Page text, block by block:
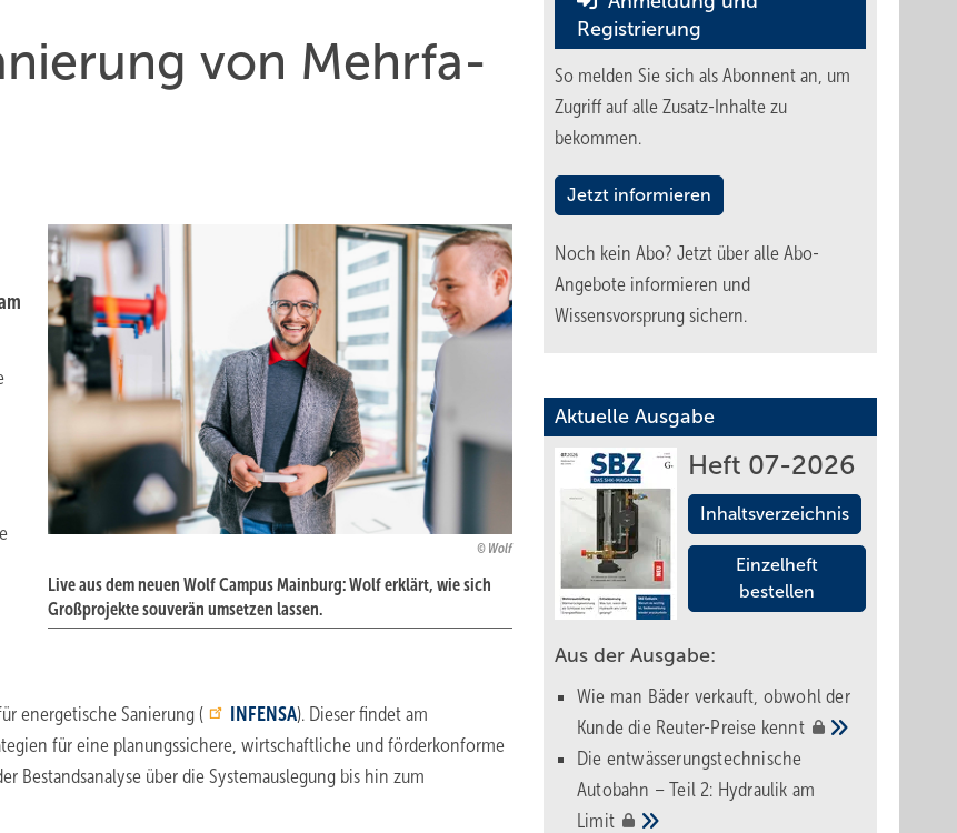
von Mehr­fa­
Wolf
Live aus dem neuen Wolf Campus Mainburg: Wolf erklärt, wie sich
Großprojekte souverän umsetzen lassen.
energetische Sanierung ( INFENSA). Dieser findet am
für eine planungssichere, wirtschaftliche und förderkonforme
Bestandsanalyse über die Systemauslegung bis hin zum
Registrierung
So melden Sie sich als Abonnent an, um
Zugriff auf alle Zusatz-Inhalte zu
bekommen.
Jetzt informieren
Noch kein Abo? Jetzt über alle Abo-
Angebote informieren und
Wissensvorsprung sichern.
Aktuelle Ausgabe
Heft 07-2026
Inhaltsverzeichnis
Einzelheft
bestellen
Aus der Ausgabe:
Wie man Bäder verkauft, obwohl der
Kunde die Reuter-Preise kennt
Die entwässerungstechnische
Autobahn – Teil 2: Hydraulik am
Limit